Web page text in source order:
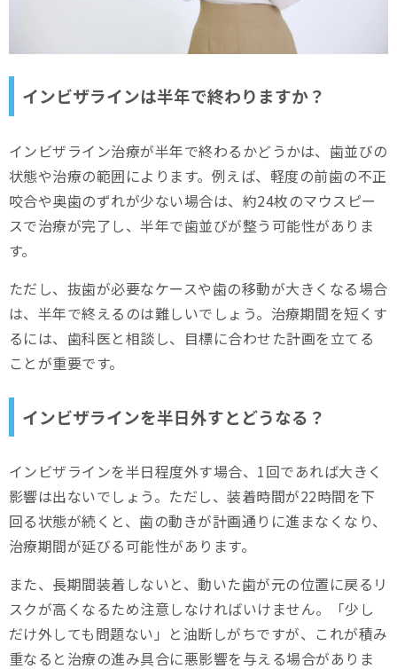
インビザラインは半年で終わりますか？
インビザライン治療が半年で終わるかどうかは、歯並びの
状態や治療の範囲によります。例えば、軽度の前歯の不正
咬合や奥歯のずれが少ない場合は、約24枚のマウスピー
スで治療が完了し、半年で歯並びが整う可能性がありま
す。
ただし、抜歯が必要なケースや歯の移動が大きくなる場合
は、半年で終えるのは難しいでしょう。治療期間を短くす
るには、歯科医と相談し、目標に合わせた計画を立てる
ことが重要です。
インビザラインを半日外すとどうなる？
インビザラインを半日程度外す場合、1回であれば大きく
影響は出ないでしょう。ただし、装着時間が22時間を下
回る状態が続くと、歯の動きが計画通りに進まなくなり、
治療期間が延びる可能性があります。
また、長期間装着しないと、動いた歯が元の位置に戻るリ
スクが高くなるため注意しなければいけません。「少し
だけ外しても問題ない」と油断しがちですが、これが積み
重なると治療の進み具合に悪影響を与える場合がありま